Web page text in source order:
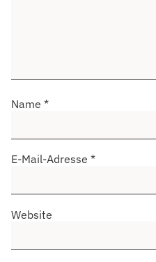
Name *
E-Mail-Adresse *
Website